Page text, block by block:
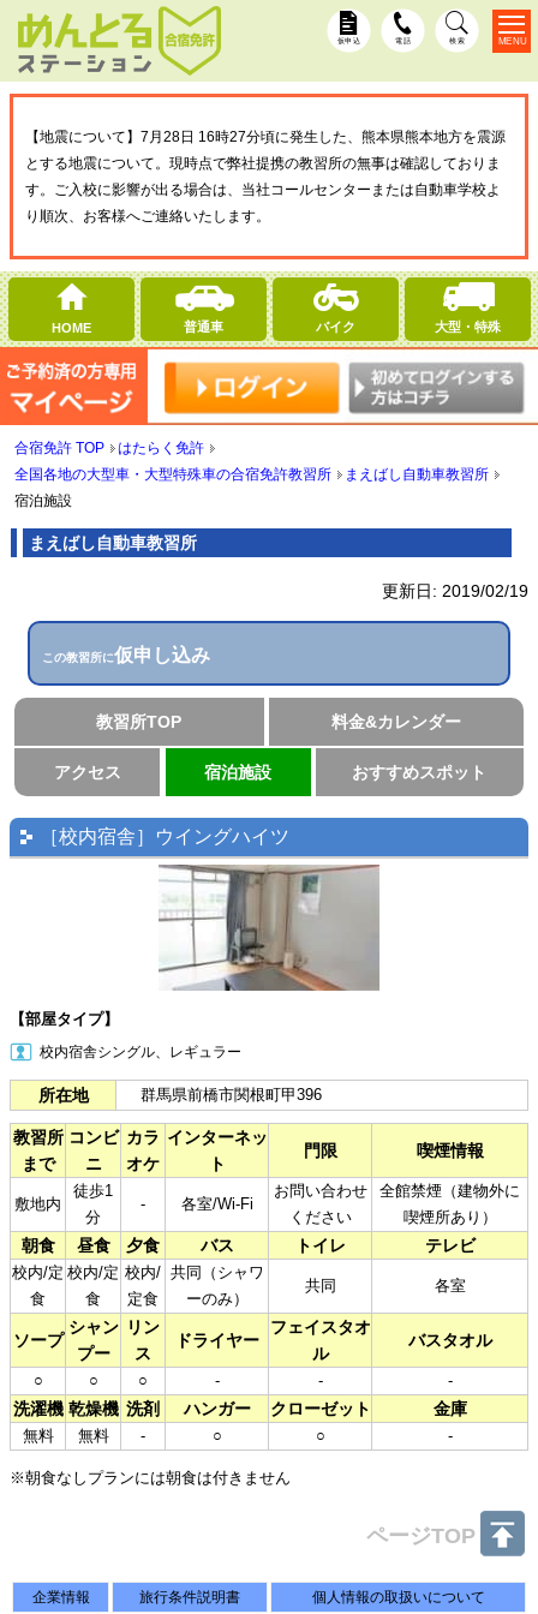
仮申込 電話 検索
【地震について】7月28日 16時27分頃に発生した、熊本県熊本地方を震源
とする地震について。現時点で弊社提携の教習所の無事は確認しておりま
す。ご入校に影響が出る場合は、当社コールセンターまたは自動車学校よ
り順次、お客様へご連絡いたします。
HOME 普通車 バイク 大型・特殊
MENU
合宿免許 TOP
はたらく免許
全国各地の大型車・大型特殊車の合宿免許教習所
まえばし自動車教習所
宿泊施設
まえばし自動車教習所
更新日: 2019/02/19
この教習所に仮申し込み
教習所TOP 料金&カレンダー
アクセス 宿泊施設 おすすめスポット
［校内宿舎］ウイングハイツ
【部屋タイプ】
校内宿舎シングル、レギュラー
所在地 群馬県前橋市関根町甲396
教習所
まで
コンビ
ニ
カラ
オケ
インターネッ
ト
門限 喫煙情報
敷地内
徒歩1
分
- 各室/Wi-Fi
お問い合わせ
ください
全館禁煙（建物外に
喫煙所あり）
朝食 昼食 夕食 バス トイレ テレビ
校内/定
食
校内/定
食
校内/
定食
共同（シャワ
ーのみ）
共同 各室
ソープ
シャン
プー
リン
ス
ドライヤー
フェイスタオ
ル
バスタオル
○ ○ ○ - - -
洗濯機 乾燥機 洗剤 ハンガー クローゼット 金庫
無料 無料 - ○ ○ -
※朝食なしプランには朝食は付きません
ページTOP
企業情報 旅行条件説明書 個人情報の取扱いについて